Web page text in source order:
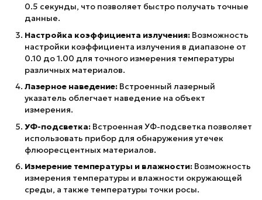
0.5 секунды, что позволяет быстро получать точные
данные.
Настройка коэффициента излучения: Возможность
настройки коэффициента излучения в диапазоне от
0.10 до 1.00 для точного измерения температуры
различных материалов.
Лазерное наведение: Встроенный лазерный
указатель облегчает наведение на объект
измерения.
УФ-подсветка: Встроенная УФ-подсветка позволяет
использовать прибор для обнаружения утечек
флюоресцентных материалов.
Измерение температуры и влажности: Возможность
измерения температуры и влажности окружающей
среды, а также температуры точки росы.